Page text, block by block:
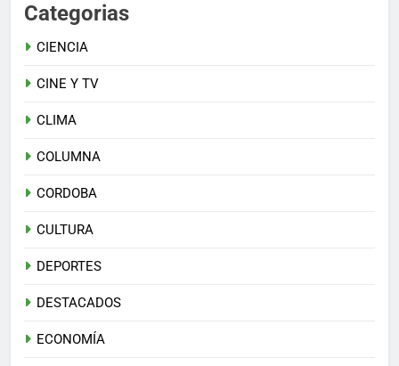
Categorias
CIENCIA
CINE Y TV
CLIMA
COLUMNA
CORDOBA
CULTURA
DEPORTES
DESTACADOS
ECONOMÍA